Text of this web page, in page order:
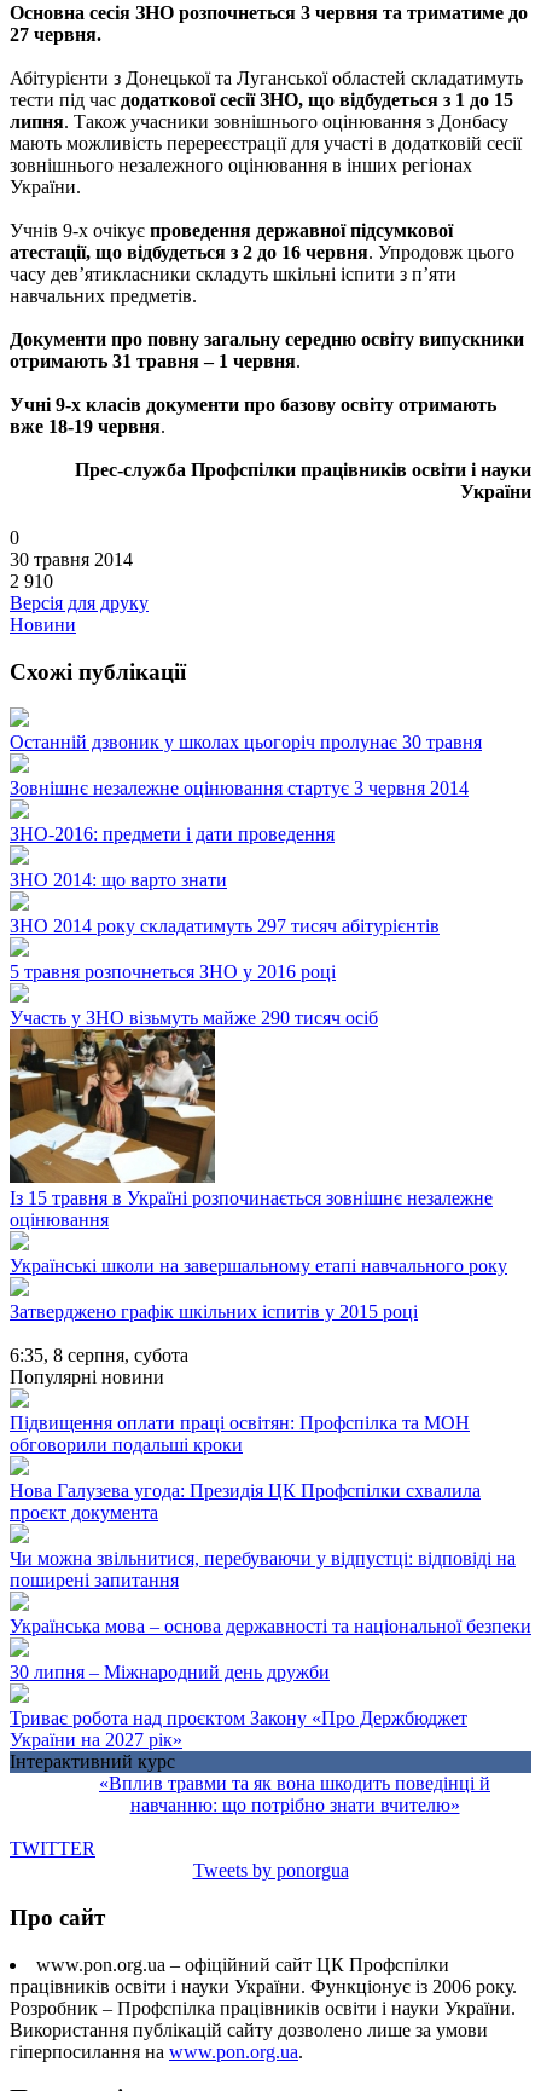
Основна сесія ЗНО розпочнеться 3 червня та триматиме до
27 червня.
Абітурієнти з Донецької та Луганської областей складатимуть
тести під час додаткової сесії ЗНО, що відбудеться з 1 до 15
липня. Також учасники зовнішнього оцінювання з Донбасу
мають можливість перереєстрації для участі в додатковій сесії
зовнішнього незалежного оцінювання в інших регіонах
України.
Учнів 9-х очікує проведення державної підсумкової
атестації, що відбудеться з 2 до 16 червня. Упродовж цього
часу дев’ятикласники складуть шкільні іспити з п’яти
навчальних предметів.
Документи про повну загальну середню освіту випускники
отримають 31 травня – 1 червня.
Учні 9-х класів документи про базову освіту отримають
вже 18-19 червня.
Прес-служба Профспілки працівників освіти і науки
України
0
30 травня 2014
2 910
Версія для друку
Новини
Схожі публікації
Останній дзвоник у школах цьогоріч пролунає 30 травня
Зовнішнє незалежне оцінювання стартує 3 червня 2014
ЗНО-2016: предмети і дати проведення
ЗНО 2014: що варто знати
ЗНО 2014 року складатимуть 297 тисяч абітурієнтів
5 травня розпочнеться ЗНО у 2016 році
Участь у ЗНО візьмуть майже 290 тисяч осіб
Із 15 травня в Україні розпочинається зовнішнє незалежне
оцінювання
Українські школи на завершальному етапі навчального року
Затверджено графік шкільних іспитів у 2015 році
6:35, 8 серпня, субота
Популярні новини
Підвищення оплати праці освітян: Профспілка та МОН
обговорили подальші кроки
Нова Галузева угода: Президія ЦК Профспілки схвалила
проєкт документа
Чи можна звільнитися, перебуваючи у відпустці: відповіді на
поширені запитання
Українська мова – основа державності та національної безпеки
30 липня – Міжнародний день дружби
Триває робота над проєктом Закону «Про Держбюджет
України на 2027 рік»
Інтерактивний курс
«Вплив травми та як вона шкодить поведінці й
навчанню: що потрібно знати вчителю»
TWITTER
Tweets by ponorgua
Про сайт
www.pon.org.ua – офіційний сайт ЦК Профспілки
працівників освіти і науки України. Функціонує із 2006 року.
Розробник – Профспілка працівників освіти і науки України.
Використання публікацій сайту дозволено лише за умови
гіперпосилання на www.pon.org.ua.